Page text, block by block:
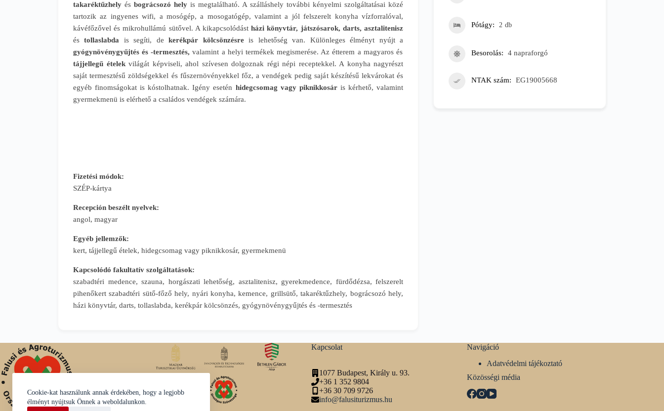
Cookie-kat használunk annak érdekében, hogy a legjobb
élményt nyújtsuk Önnek a weboldalunkon.
takaréktűzhely és bográcsozó hely is megtalálható. A szálláshely további kényelmi szolgáltatásai közé
tartozik az ingyenes wifi, a mosógép, a mosogatógép, valamint a jól felszerelt konyha vízforralóval,
kávéfőzővel és mikrohullámú sütővel. A kikapcsolódástházi könyvtár, játszósarok, darts, asztalitenisz
éstollaslabda is segíti, de kerékpár kölcsönzésreis lehetőség van. Különleges élményt nyújt a
gyógynövénygyűjtés és -termesztés, valamint a helyi termékek megismerése. Az étterem a magyaros és
tájjellegű ételekvilágát képviseli, ahol szívesen dolgoznak régi népi receptekkel. A konyha nagyrészt
saját termesztésű zöldségekkel és fűszernövényekkel főz, a vendégek pedig saját készítésű lekvárokat és
egyéb finomságokat is kóstolhatnak. Igény esetén hidegcsomag vagy piknikkosáris kérhető, valamint
gyermekmenü is elérhető a családos vendégek számára.
Fizetési módok:
SZÉP-kártya
Recepción beszélt nyelvek:
angol, magyar
Egyéb jellemzők:
kert, tájjellegű ételek, hidegcsomag vagy piknikkosár, gyermekmenü
Kapcsolódó fakultatív szolgáltatások:
szabadtéri medence, szauna, horgászati lehetőség, asztalitenisz, gyerekmedence, fürdődézsa, felszerelt
pihenőkert szabadtéri sütő-főző hely, nyári konyha, kemence, grillsütő, takaréktűzhely, bográcsozó hely,
házi könyvtár, darts, tollaslabda, kerékpár kölcsönzés, gyógynövénygyűjtés és -termesztés
Pótágy 2 db
Besorolás 4 napraforgó
NTAK szám EG19005668
Kapcsolat
1077 Budapest, Király u. 93.
+36 1 352 9804
+36 30 709 9726
info@falusiturizmus.hu
Navigáció
Adatvédelmi tájékoztató
Közösségi média